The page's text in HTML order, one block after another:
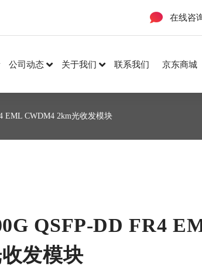
在线咨
公司动态 关于我们 联系我们 京东商城
EML CWDM4 2km光收发模块
QSFP-DD FR4
发模块